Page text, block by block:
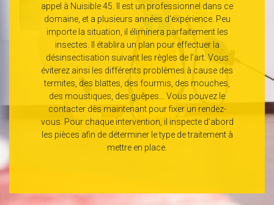
appel à Nuisible 45. Il est un professionnel dans ce
domaine, et a plusieurs années d’expérience. Peu
importe la situation, il éliminera parfaitement les
insectes. Il établira un plan pour effectuer la
désinsectisation suivant les règles de l’art. Vous
éviterez ainsi les différents problèmes à cause des
termites, des blattes, des fourmis, des mouches,
des moustiques, des guêpes… Vous pouvez le
contacter dès maintenant pour fixer un rendez-
vous. Pour chaque intervention, il inspecte d’abord
les pièces afin de déterminer le type de traitement à
mettre en place.